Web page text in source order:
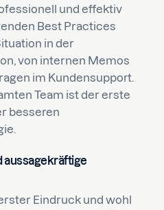
und effektiv
Best Practices
in der
von internen Memos
im Kundensupport.
Team ist der erste
besseren
aussagekräftige
Eindruck und wohl